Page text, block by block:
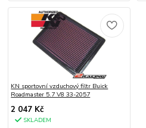
KN sportovní vzduchový filtr Buick
Roadmaster 5.7 V8 33-2057
2 047 Kč
SKLADEM